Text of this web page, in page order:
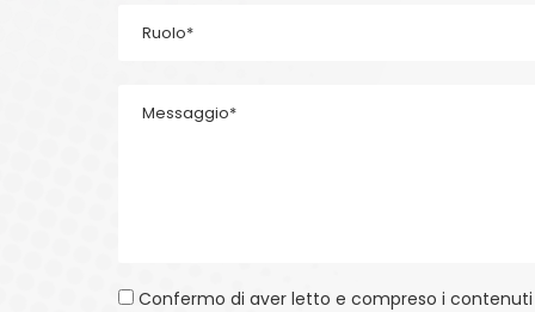
Confermo di aver letto e compreso i contenuti